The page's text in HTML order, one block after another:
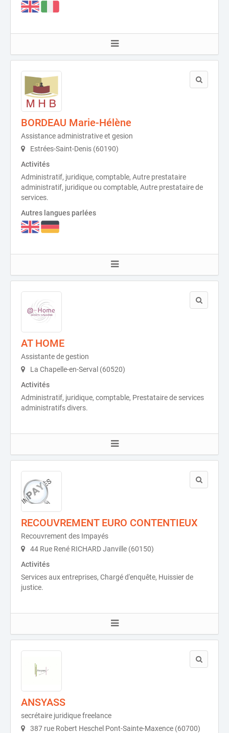
BORDEAU Marie-Hélène
Assistance administrative et gesion
Estrées-Saint-Denis (60190)
Activités
Administratif, juridique, comptable, Autre prestataire
administratif, juridique ou comptable, Autre prestataire de
services.
Autres langues parlées
AT HOME
Assistante de gestion
La Chapelle-en-Serval (60520)
Activités
Administratif, juridique, comptable, Prestataire de services
administratifs divers.
RECOUVREMENT EURO CONTENTIEUX
Recouvrement des Impayés
44 Rue René RICHARD Janville (60150)
Activités
Services aux entreprises, Chargé d'enquête, Huissier de
justice.
ANSYASS
secrétaire juridique freelance
387 rue Robert Heschel Pont-Sainte-Maxence (60700)